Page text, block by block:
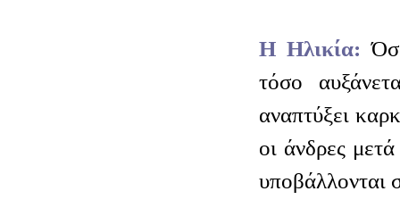
H Ηλικία:
τόσο
αναπτύξει
οι άνδρες
υποβάλλονται